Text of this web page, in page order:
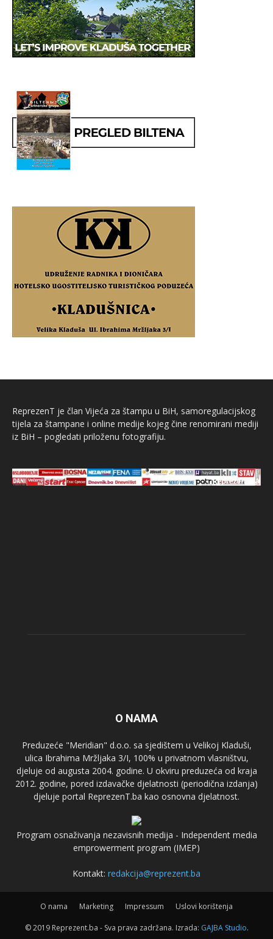
ReprezenT je član Vijeća za štampu u BiH, samoregulacijskog
tijela za štampane i online medije kojeg čine renomirani mediji
iz BiH – pogledati priloženu fotografiju.
O NAMA
Preduzeće "Meridian" d.o.o. sa sjedištem u Velikoj Kladuši,
ulica Ibrahima Mržljaka 3/I, 100% u privatnom vlasništvu,
djeluje od augusta 2004. godine. U okviru preduzeća od kraja
2012. godine, pored izdavačke djelatnosti (periodična izdanja)
djeluje portal ReprezenT.ba kao osnovna djelatnost.
Program osnaživanja nezavisnih medija - Independent media
emprowerment program (IMEP)
Kontakt: redakcija@reprezent.ba
O nama Marketing Impressum Uslovi korištenja
© 2019 Reprezent.ba - Sva prava zadržana. Izrada: GAJBA Studio.